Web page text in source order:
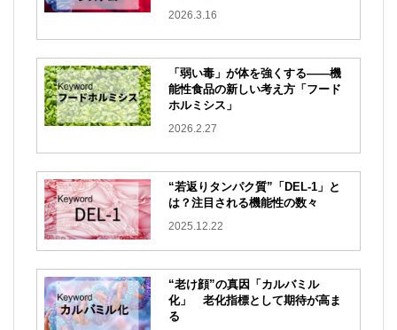
2026.3.16
「弱い毒」が体を強くする——機
能性食品の新しい考え方「フード
ホルミシス」
2026.2.27
“若返りタンパク質”「DEL-1」と
は？注目される機能性の数々
2025.12.22
“老け顔”の真因「カルバミル
化」 老化指標として期待が高ま
る